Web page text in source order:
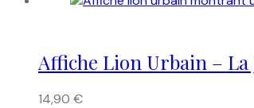
Affiche Lion Urbain – La
14,90 €